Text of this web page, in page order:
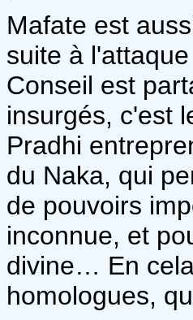
Mafate est
suite à
Conseil est
insurgés, c'est
Pradhi
du Naka, qui
de pouvoirs
inconnue, et
divine… En
homologues,